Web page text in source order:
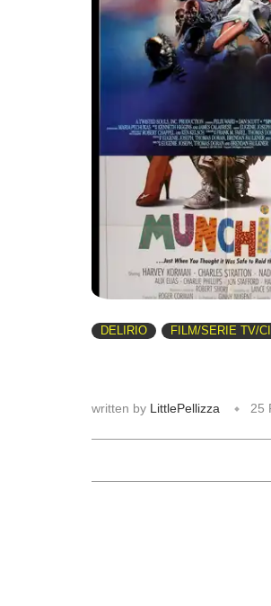
DELIRIO FILM/SERIE TV/
written by LittlePellizza 25